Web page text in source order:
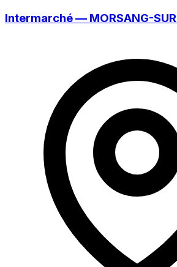
Intermarché — MORSANG-